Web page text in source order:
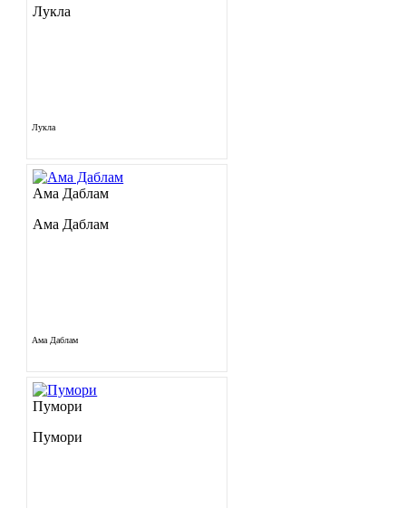
Лукла
Лукла
Ама Даблам
Ама Даблам
Ама Даблам
Пумори
Пумори